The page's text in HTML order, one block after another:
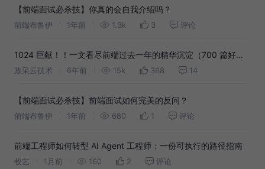
【前端面试必杀技】你真的会自我介绍吗？
前端布鲁伊 1年前 1.3k 3 评论
1024 巨献！！一文看尽前端过去一年的精华沉淀（700 篇好文
大汇总）
政采云技术 6年前 15k 368 14
【前端面试必杀技】前端面试如何完美的反问？
前端布鲁伊 1年前 680 1 评论
前端工程师如何转型 AI Agent 工程师：一份可执行的路径指南
牧艺 1月前 160 2 评论